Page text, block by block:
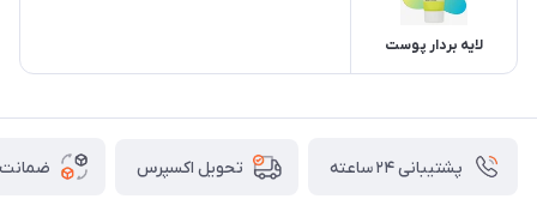
لایه بردار پوست
پشتیبانی ۲۴ ساعته تحویل اکسپرس ضمانت